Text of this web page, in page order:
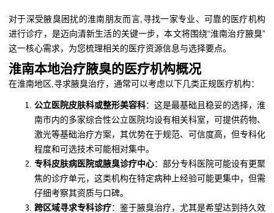
对于深受腋臭困扰的淮南朋友而言,寻找一家专业、可靠的医疗机构
进行诊疗，是迈向清新生活的关键一步，本文将围绕“淮南治疗腋臭”
这一核心需求，为您梳理相关的医疗资源信息与选择要点。
淮南本地治疗腋臭的医疗机构概况
在淮南地区,寻求腋臭治疗，通常可以考虑以下几类正规医疗机构：
公立医院皮肤科或整形美容科：这是最基础且稳妥的选择，淮
南市内的多家综合性公立医院均设有相关科室，可提供药物、
激光等基础治疗方案，其优势在于规范、可信度高，但专科化
程度和可选技术可能相对集中。
专科皮肤病医院或腋臭诊疗中心：部分专科医院可能设有更聚
焦的诊疗单元，这类机构在特定病种上经验可能更集中，但需
仔细考察其资质与口碑。
跨区域寻求专科诊疗：鉴于腋臭治疗，尤其是希望达到持久效